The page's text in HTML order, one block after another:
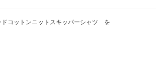
コットンニットスキッパーシャツ を